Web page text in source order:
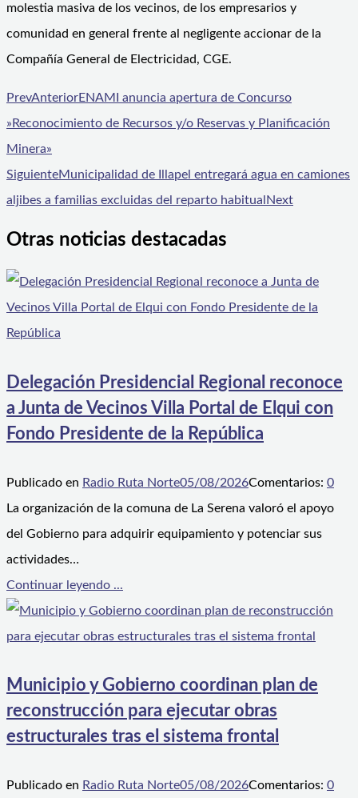
molestia masiva de los vecinos, de los empresarios y
comunidad en general frente al negligente accionar de la
Compañía General de Electricidad, CGE.
PrevAnteriorENAMI anuncia apertura de Concurso
»Reconocimiento de Recursos y/o Reservas y Planificación
Minera»
SiguienteMunicipalidad de Illapel entregará agua en camiones
aljibes a familias excluidas del reparto habitualNext
Otras noticias destacadas
Delegación Presidencial Regional reconoce
a Junta de Vecinos Villa Portal de Elqui con
Fondo Presidente de la República
Publicado en Radio Ruta Norte05/08/2026Comentarios: 0
La organización de la comuna de La Serena valoró el apoyo
del Gobierno para adquirir equipamiento y potenciar sus
actividades…
Continuar leyendo ...
Municipio y Gobierno coordinan plan de
reconstrucción para ejecutar obras
estructurales tras el sistema frontal
Publicado en Radio Ruta Norte05/08/2026Comentarios: 0